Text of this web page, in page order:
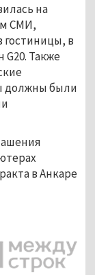
на
СМИ,
гостиницы, в
G20. Также
должны были
в Анкаре